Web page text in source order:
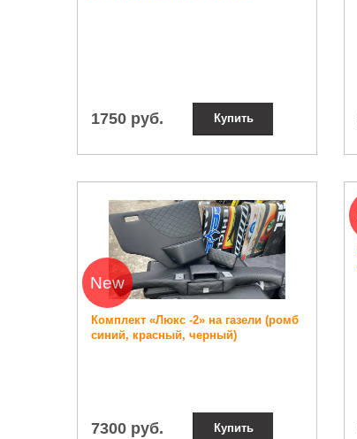
1750 руб. Купить
New
Комплект «Люкс -2» на газели (ромб
синий, красный, черный)
7300 руб. Купить